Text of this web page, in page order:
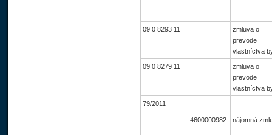
09 0 8293 11
zmluva o
prevode
vlastníctva
09 0 8279 11
zmluva o
prevode
vlastníctva
79/2011
4600000982 nájomná